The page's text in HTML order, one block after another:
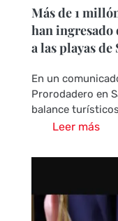
Más de 1
han ingresado
a las playas de
En un
Prorodadero en
balance
Leer más